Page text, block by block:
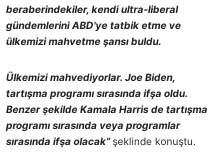
beraberindekiler, kendi ultra-liberal
gündemlerini ABD'ye tatbik etme ve
ülkemizi mahvetme şansı buldu.
Ülkemizi mahvediyorlar. Joe Biden,
tartışma programı sırasında ifşa oldu.
Benzer şekilde Kamala Harris de tartışma
programı sırasında veya programlar
sırasında ifşa olacak” şeklinde konuştu.